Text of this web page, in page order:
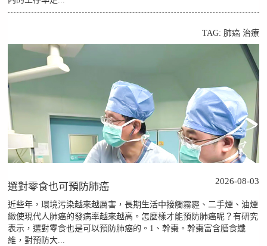
TAG: 肺癌 治療
選對零食也可預防肺癌 2026-08-03
近些年，環境污染越來越厲害，長期生活中接觸霧霾、二手煙、油煙
緻使現代人肺癌的發病率越來越高。怎麼樣才能預防肺癌呢？有研究
表示，選對零食也是可以預防肺癌的。1、幹棗。幹棗富含膳食纖
維，對預防大...